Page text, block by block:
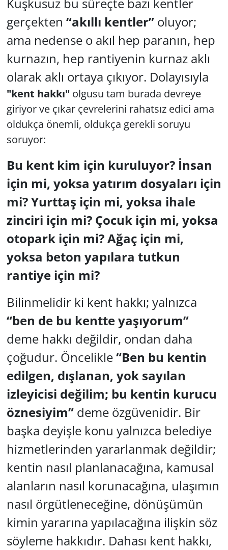
gerçekten “akıllı kentler”oluyor;
ama nedense o akıl hep paranın, hep
kurnazın, hep rantiyenin kurnaz aklı
olarak aklı ortaya çıkıyor. Dolayısıyla
"kent hakkı" olgusu tam burada devreye
giriyor ve çıkar çevrelerini rahatsız edici ama
oldukça önemli, oldukça gerekli soruyu
soruyor:
Bu kent kim için kuruluyor? İnsan
için mi, yoksa yatırım dosyaları için
mi? Yurttaş için mi, yoksa ihale
zinciri için mi? Çocuk için mi, yoksa
otopark için mi? Ağaç için mi,
yoksa beton yapılara tutkun
rantiye için mi?
Bilinmelidir ki kent hakkı; yalnızca
“ben de bu kentte yaşıyorum”
deme hakkı değildir, ondan daha
çoğudur. Öncelikle“Ben bu kentin
edilgen, dışlanan, yok sayılan
izleyicisi değilim; bu kentin kurucu
öznesiyim” deme özgüvenidir. Bir
başka deyişle konu yalnızca belediye
hizmetlerinden yararlanmak değildir;
kentin nasıl planlanacağına, kamusal
alanların nasıl korunacağına, ulaşımın
nasıl örgütleneceğine, dönüşümün
kimin yararına yapılacağına ilişkin söz
söyleme hakkıdır. Dahası kent hakkı,